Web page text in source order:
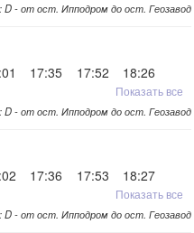
D - от ост. Ипподром до ост. Геозавод
17:35 17:52
18:26
Показать все
D - от ост. Ипподром до ост. Геозавод
17:36 17:53
18:27
Показать все
D - от ост. Ипподром до ост. Геозавод